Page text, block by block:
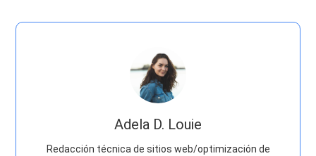
Adela D. Louie
Redacción técnica de sitios web/optimización de